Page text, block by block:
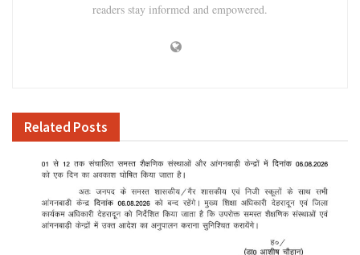
readers stay informed and empowered.
Related Posts